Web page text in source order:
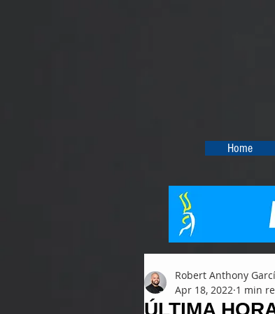
Home
ÚLTIMA
Robert Anthony
Apr 18, 2022 1 min